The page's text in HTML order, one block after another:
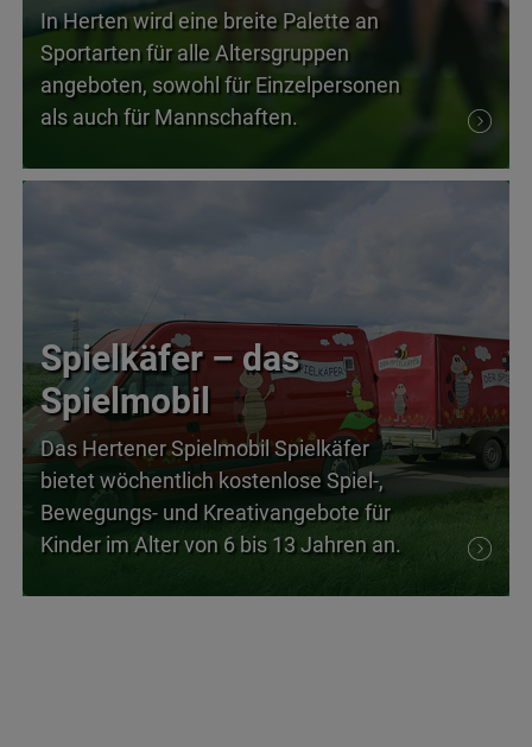
In Herten wird eine breite Palette an
Sportarten für alle Altersgruppen
angeboten, sowohl für Einzelpersonen
als auch für Mannschaften.
Spielkäfer – das
Spielmobil
Das Hertener Spielmobil Spielkäfer
bietet wöchentlich kostenlose Spiel-,
Bewegungs- und Kreativangebote für
Kinder im Alter von 6 bis 13 Jahren an.